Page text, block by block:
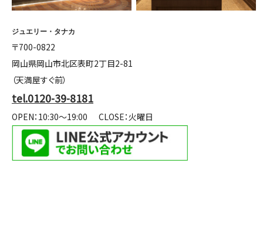
ジュエリー・タナカ
〒700-0822
岡山県岡山市北区表町2丁目2-81
（天満屋すぐ前）
tel.0120-39-8181
OPEN：10:30～19:00 CLOSE：火曜日